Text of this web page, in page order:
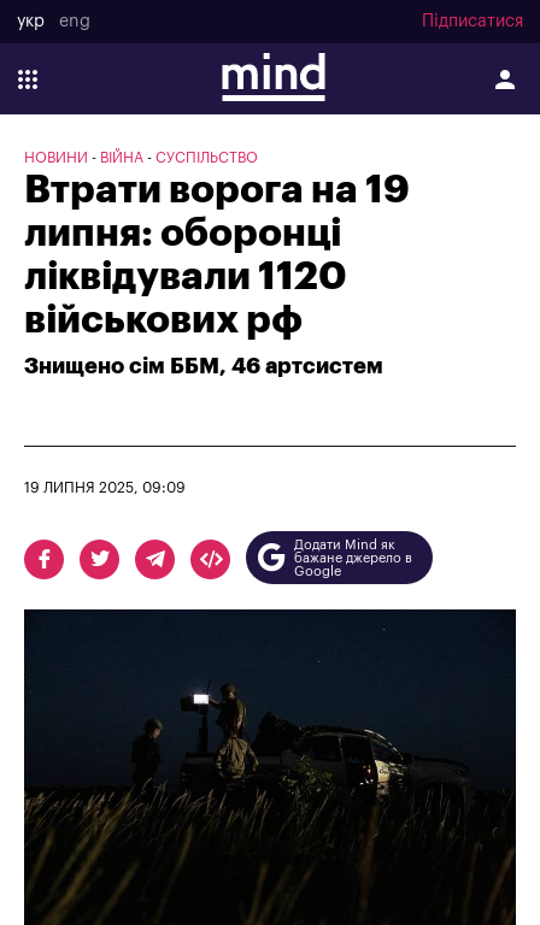
укр eng Підписатися
НОВИНИ ВІЙНА СУСПІЛЬСТВО
Втрати ворога на 19
липня: оборонці
ліквідували 1120
військових рф
Знищено сім ББМ, 46 артсистем
19 ЛИПНЯ 2025, 09:09
Додати Mind як
бажане джерело в
Google